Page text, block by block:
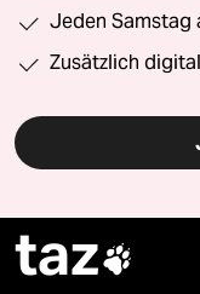
Jeden Samstag
Zusätzlich
taz